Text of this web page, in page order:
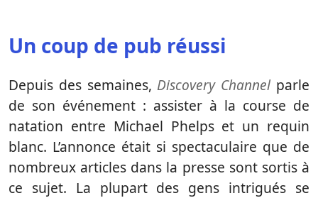
Un coup de pub réussi
Depuis des semaines, Discovery Channelparle
de son événement : assister à la course de
natation entre Michael Phelps et un requin
blanc. L’annonce était si spectaculaire que de
nombreux articles dans la presse sont sortis à
ce sujet. La plupart des gens intrigués se